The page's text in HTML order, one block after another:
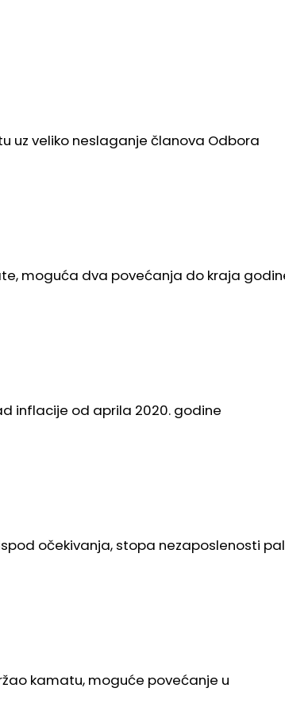
uz veliko neslaganje članova Odbora
moguća dva povećanja do kraja
inflacije od aprila 2020. godine
očekivanja, stopa nezaposlenosti
kamatu, moguće povećanje u